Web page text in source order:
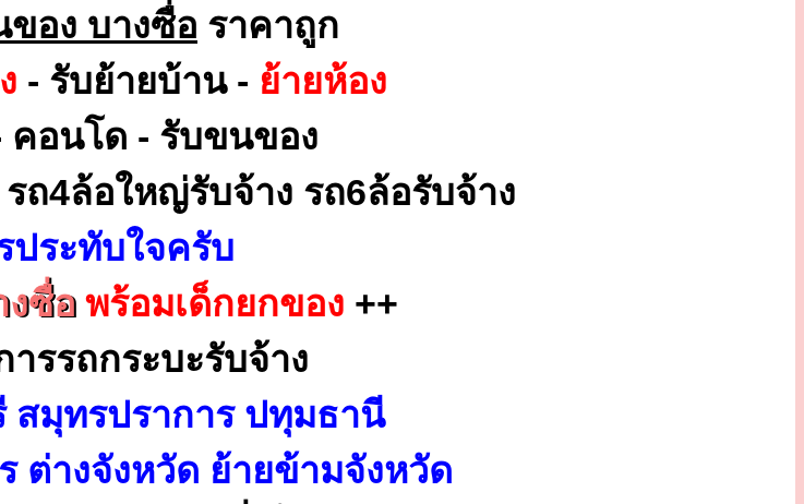
อง บางซื่อ ราคาถูก
- รับย้ายบ้าน - ย้ายห้อง
คอนโด - รับขนของ
ถ4ล้อใหญ่รับจ้าง รถ6ล้อรับจ้าง
ประทับใจครับ
งซื่อ พร้อมเด็กยกของ ++
รรถกระบะรับจ้าง
สมุทรปราการ ปทุมธานี
ต่างจังหวัด ย้ายข้ามจังหวัด